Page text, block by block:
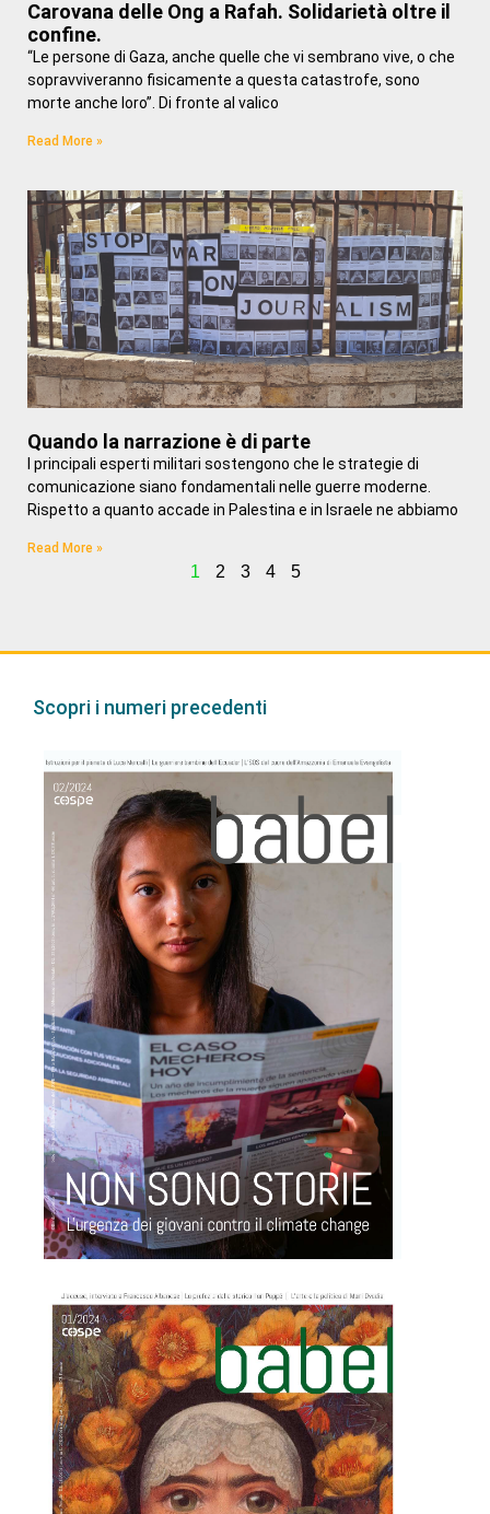
Carovana delle Ong a Rafah. Solidarietà oltre il
confine.
“Le persone di Gaza, anche quelle che vi sembrano vive, o che
sopravviveranno fisicamente a questa catastrofe, sono
morte anche loro”. Di fronte al valico
Read More »
Quando la narrazione è di parte
I principali esperti militari sostengono che le strategie di
comunicazione siano fondamentali nelle guerre moderne.
Rispetto a quanto accade in Palestina e in Israele ne abbiamo
Read More »
1 2 3 4 5
Scopri i numeri precedenti